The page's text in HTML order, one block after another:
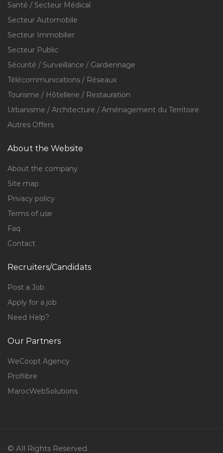
Santé / Secteur Médical
Secteur Automobile
Secteur Immobilier
Secteur Public
Sécurité / Surveillance / Gardiennage
Télécommunications / Réseaux
Tourisme / Hôtellerie / Restauration
Urbanisme / Architecture / Aménagement du Territoire
Autres Offers
About the Website
About the company
Site map
Privacy policy
Terms of use
Faq
Contact
Recruiters/Candidats
Post a Job
Apply for a job
Need Help?
Our Partners
WeCoopt Agency
Proflibre
MarocWebSolutions
© All Rights Reserved.